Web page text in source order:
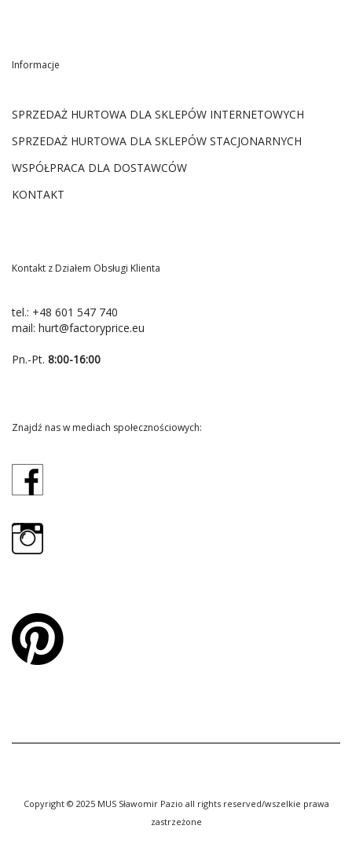
Informacje
SPRZEDAŻ HURTOWA DLA SKLEPÓW INTERNETOWYCH
SPRZEDAŻ HURTOWA DLA SKLEPÓW STACJONARNYCH
WSPÓŁPRACA DLA DOSTAWCÓW
KONTAKT
Kontakt z Działem Obsługi Klienta
tel.: +48 601 547 740
mail: hurt@factoryprice.eu
Pn.-Pt. 8:00-16:00
Znajdź nas w mediach społecznościowych:
Copyright © 2025 MUS Sławomir Pazio all rights reserved/wszelkie prawa
zastrzeżone